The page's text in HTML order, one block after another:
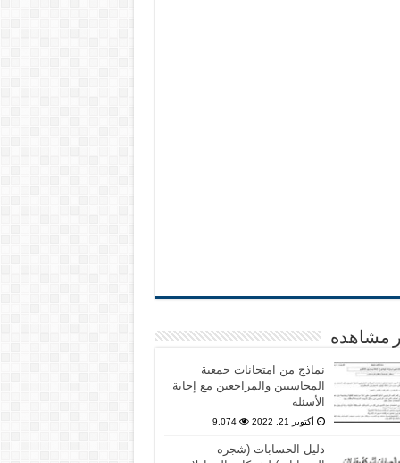
مشاهده
نماذج من امتحانات جمعية
المحاسبين والمراجعين مع إجابة
الأسئلة
أكتوبر 21, 2022 9,074
دليل الحسابات (شجره